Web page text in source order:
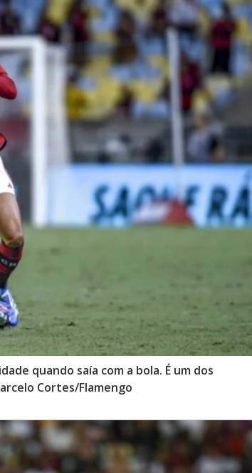
quando saía com a bola. É um dos
Cortes/Flamengo